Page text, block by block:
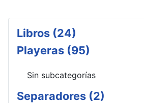
Libros (24)
Playeras (95)
Sin subcategorías
Separadores (2)